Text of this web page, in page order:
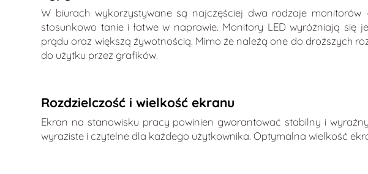
W biurach wykorzystywane są najczęściej dwa rodzaje
stosunkowo tanie i łatwe w naprawie. Monitory LED wyróżniają się
prądu oraz większą żywotnością. Mimo że należą one do droższych
do użytku przez grafików.
Rozdzielczość i wielkość ekranu
Ekran na stanowisku pracy powinien gwarantować stabilny i
wyraziste i czytelne dla każdego użytkownika. Optymalna wielkość